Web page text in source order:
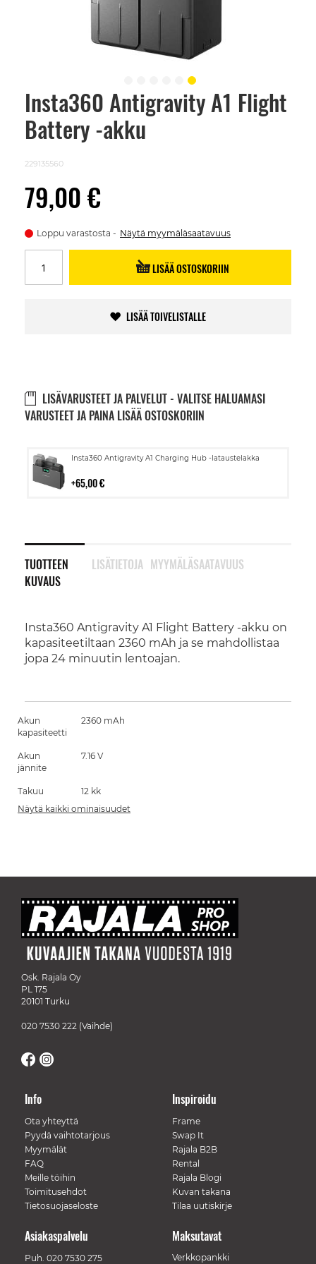
Insta360 Antigravity A1 Flight
Battery -akku
229135560
79,00 €
Loppu varastosta Näytä myymäläsaatavuus
LISÄÄ OSTOSKORIIN
LISÄÄ TOIVELISTALLE
LISÄVARUSTEET JA PALVELUT - VALITSE HALUAMASI
VARUSTEET JA PAINA LISÄÄ OSTOSKORIIN
Insta360 Antigravity A1 Charging Hub -lataustelakka
65,00 €
Lisää
TUOTTEEN
KUVAUS
Insta360 Antigravity A1 Flight Battery -akku on
kapasiteetiltaan 2360 mAh ja se mahdollistaa
jopa 24 minuutin lentoajan.
LISÄTIETOJA MYYMÄLÄSAATAVUUS
Skip
beginning
images
Akun
kapasiteetti
2360 mAh
Akun
jännite
7.16 V
Takuu
12 kk
Näytä kaikki ominaisuudet
Osk. Rajala Oy
PL 175
20101 Turku
020 7530 222 (Vaihde)
Info
Ota yhteyttä
Pyydä vaihtotarjous
Myymälät
FAQ
Meille töihin
Toimitusehdot
Tietosuojaseloste
Inspiroidu
Frame
Swap It
Rajala B2B
Rental
Rajala Blogi
Kuvan takana
Tilaa uutiskirje
Maksutavat
Verkkopankki
Asiakaspalvelu
Puh. 020 7530 275